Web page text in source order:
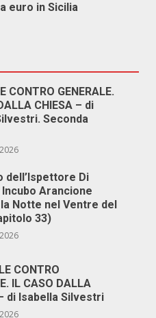
euro in Sicilia
CONTRO GENERALE.
CHIESA – di
Seconda
dell’Ispettore Di
Incubo Arancione
Notte nel Ventre del
33)
CONTRO
IL CASO DALLA
– di Isabella Silvestri